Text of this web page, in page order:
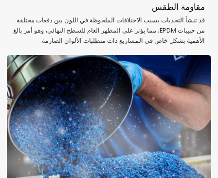
مقاومة الطقس
قد تنشأ التحديات بسبب الاختلافات الملحوظة في اللون بين دفعات مختلفة
من حبيبات EPDM، مما يؤثر على المظهر العام للسطح النهائي، وهو أمر بالغ
الأهمية بشكل خاص في المشاريع ذات متطلبات الألوان الصارمة.